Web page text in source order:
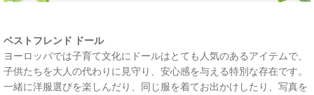
ベストフレンド ドール
ヨーロッパでは子育て文化にドールはとても人気のあるアイテムで、
子供たちを大人の代わりに見守り、安心感を与える特別な存在です。
一緒に洋服選びを楽しんだり、同じ服を着てお出かけしたり、写真を